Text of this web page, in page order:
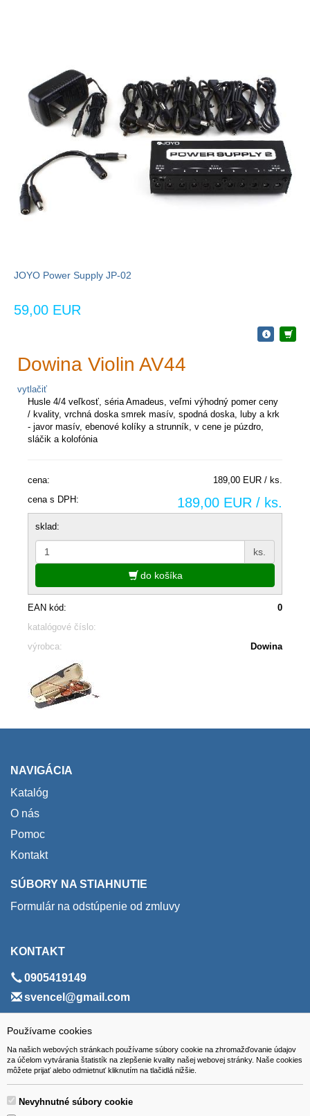
Používame cookies
Na našich webových stránkach používame súbory cookie na zhromažďovanie údajov
za účelom vytvárania štatistík na zlepšenie kvality našej webovej stránky. Naše cookies
môžete prijať alebo odmietnuť kliknutím na tlačidlá nižšie.
Nevyhnutné súbory cookie
JOYO Power Supply JP-02
59,00 EUR
Dowina Violin AV44
vytlačiť
Husle 4/4 veľkosť, séria Amadeus, veľmi výhodný pomer ceny
/ kvality, vrchná doska smrek masív, spodná doska, luby a krk
- javor masív, ebenové kolíky a strunník, v cene je púzdro,
sláčik a kolofónia
cena:
189,00 EUR / ks.
cena s DPH:
189,00 EUR / ks.
sklad:
ks.
do košíka
EAN kód:
0
katalógové číslo:
výrobca:
Dowina
NAVIGÁCIA
Katalóg
O nás
Pomoc
Kontakt
SÚBORY NA STIAHNUTIE
Formulár na odstúpenie od zmluvy
KONTAKT
0905419149
svencel@gmail.com
ADRESA
VEST - tech s.r.o.
Hviezdoslavova 280/6, 965 01 Žiar nad Hronom
Slovakia (Slovak Republic)